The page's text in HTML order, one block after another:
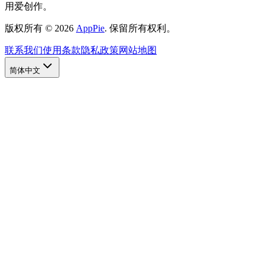
用爱创作。
版权所有 © 2026 AppPie. 保留所有权利。
联系我们使用条款隐私政策网站地图
简体中文